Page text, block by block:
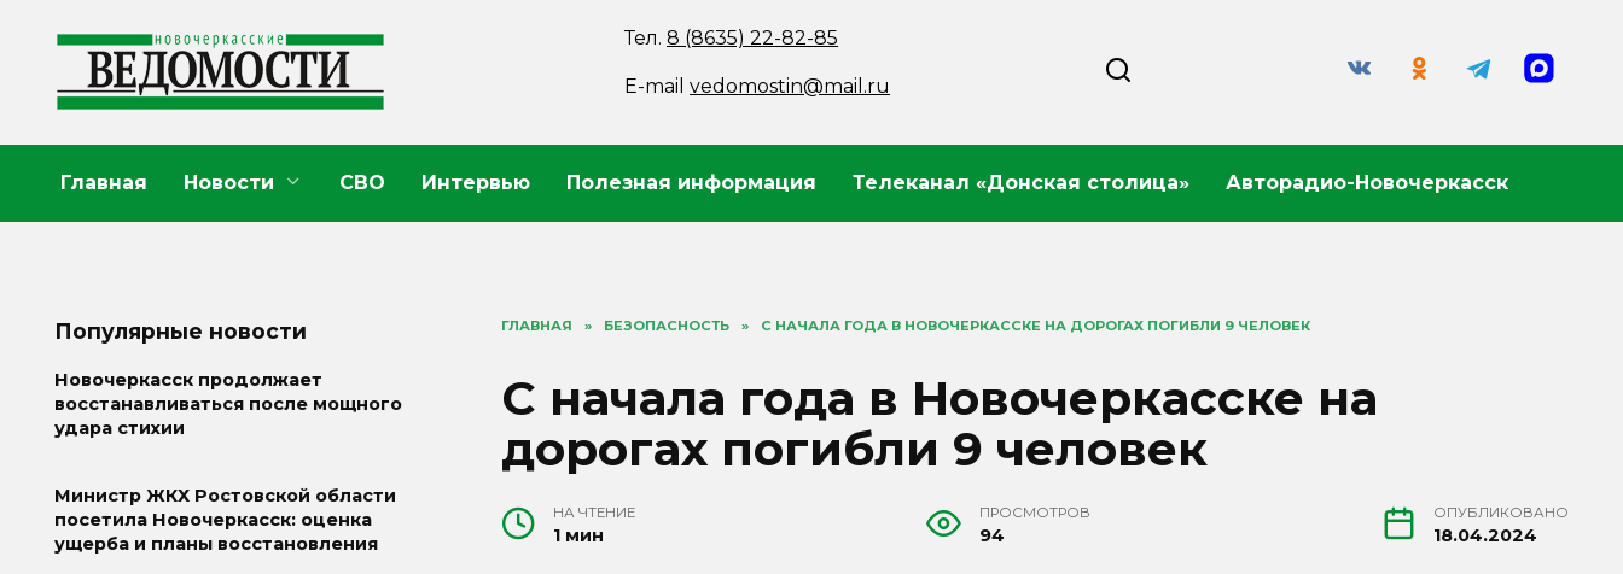
содержанию
Тел.8 (8635) 22-82-85
E-mailvedomostin@mail.ru
Главная Новости СВО Интервью Полезная информация Телеканал «Донская столица» Авторадио-Новочеркасск
ГЛАВНАЯ » БЕЗОПАСНОСТЬ » С НАЧАЛА ГОДА В НОВОЧЕРКАССКЕ НА ДОРОГАХ ПОГИБЛИ 9 ЧЕЛОВЕК
С начала года в Новочеркасске на
дорогах погибли 9 человек
НА ЧТЕНИЕ
1 мин
ПРОСМОТРОВ
94
ОПУБЛИКОВАНО
18.04.2024
Популярные новости
Новочеркасск продолжает
восстанавливаться после мощного
удара стихии
Министр ЖКХ Ростовской области
посетила Новочеркасск: оценка
ущерба и планы восстановления